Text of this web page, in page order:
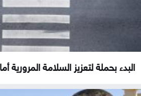
البدء بحملة لتعزيز السلامة المرورية